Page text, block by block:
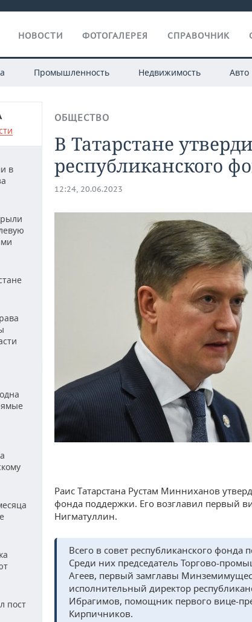
НОВОСТИ ФОТОГАЛЕРЕЯ СПРАВОЧНИК
Промышленность Недвижимость Авто
в
пост
ОБЩЕСТВО
В Татарстане
республиканского
12:24, 20.06.2023
Раис Татарстана Рустам Минниханов
фонда поддержки. Его возглавил первый
Нигматуллин.
Всего в совет республиканского
Среди них председатель Торгово-
Агеев, первый замглавы
исполнительный директор
Ибрагимов, помощник первого вице-
Кирпичников.